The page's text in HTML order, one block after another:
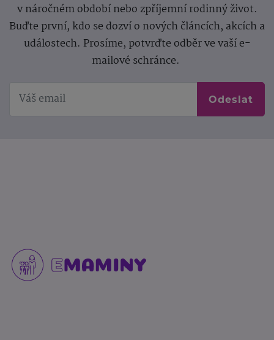
v náročném období nebo zpříjemní rodinný život.
Buďte první, kdo se dozví o nových článcích, akcích a
událostech. Prosíme, potvrďte odběr ve vaší e-
mailové schránce.
Odeslat